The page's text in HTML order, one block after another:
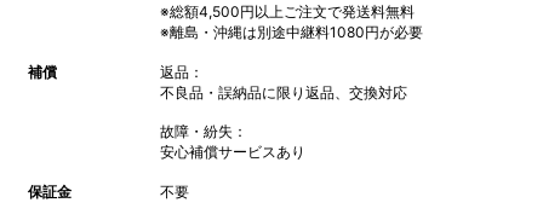
※総額4,500円以上ご注文で発送料無料
※離島・沖縄は別途中継料1080円が必要
補償
返品：
不良品・誤納品に限り返品、交換対応
故障・紛失：
安心補償サービスあり
保証金 不要